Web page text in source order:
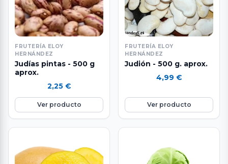
FRUTERÍA ELOY
HERNÁNDEZ
Judías pintas - 500 g
aprox.
2,25 €
Ver producto
FRUTERÍA ELOY
HERNÁNDEZ
Judión - 500 g. aprox.
4,99 €
Ver producto